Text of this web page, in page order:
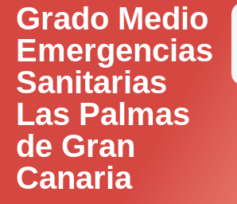
Grado Medio
Emergencias
Sanitarias
Las Palmas
de Gran
Canaria